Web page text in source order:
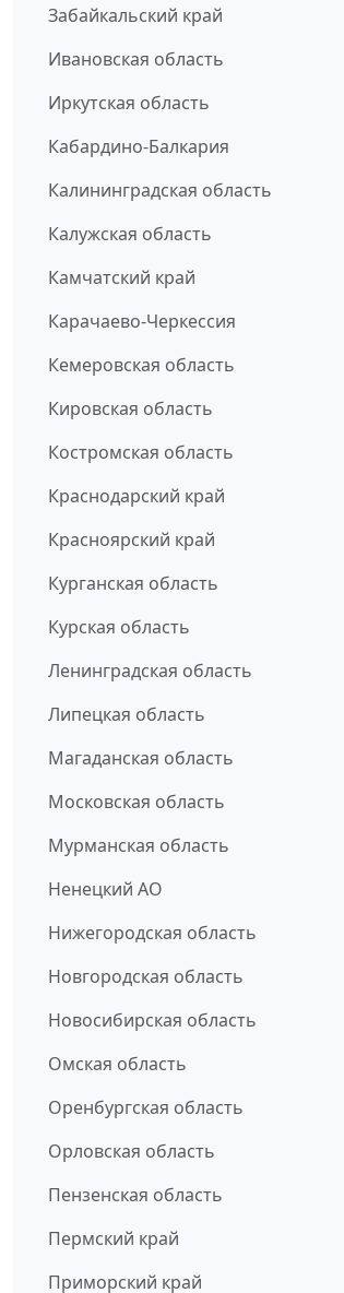
Забайкальский край
Ивановская область
Иркутская область
Кабардино-Балкария
Калининградская область
Калужская область
Камчатский край
Карачаево-Черкессия
Кемеровская область
Кировская область
Костромская область
Краснодарский край
Красноярский край
Курганская область
Курская область
Ленинградская область
Липецкая область
Магаданская область
Московская область
Мурманская область
Ненецкий АО
Нижегородская область
Новгородская область
Новосибирская область
Омская область
Оренбургская область
Орловская область
Пензенская область
Пермский край
Приморский край